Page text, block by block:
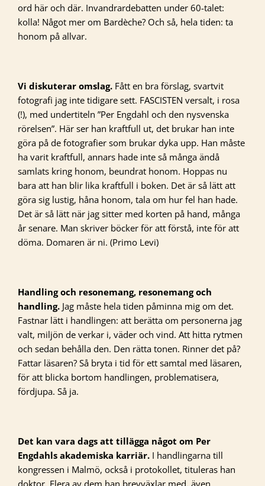
ord här och där. Invandrardebatten under 60-talet:
kolla! Något mer om Bardèche? Och så, hela tiden: ta
honom på allvar.
Vi diskuterar omslag.Fått en bra förslag, svartvit
fotografi jag inte tidigare sett. FASCISTEN versalt, i rosa
(!), med undertiteln ”Per Engdahl och den nysvenska
rörelsen”. Här ser han kraftfull ut, det brukar han inte
göra på de fotografier som brukar dyka upp. Han måste
ha varit kraftfull, annars hade inte så många ändå
samlats kring honom, beundrat honom. Hoppas nu
bara att han blir lika kraftfull i boken. Det är så lätt att
göra sig lustig, håna honom, tala om hur fel han hade.
Det är så lätt när jag sitter med korten på hand, många
år senare. Man skriver böcker för att förstå, inte för att
döma. Domaren är ni. (Primo Levi)
Handling och resonemang, resonemang och
handling.Jag måste hela tiden påminna mig om det.
Fastnar lätt i handlingen: att berätta om personerna jag
valt, miljön de verkar i, väder och vind. Att hitta rytmen
och sedan behålla den. Den rätta tonen. Rinner det på?
Fattar läsaren? Så bryta i tid för ett samtal med läsaren,
för att blicka bortom handlingen, problematisera,
fördjupa. Så ja.
Det kan vara dags att tillägga något om Per
Engdahls akademiska karriär.I handlingarna till
kongressen i Malmö, också i protokollet, tituleras han
doktor. Flera av dem han brevväxlar med, även